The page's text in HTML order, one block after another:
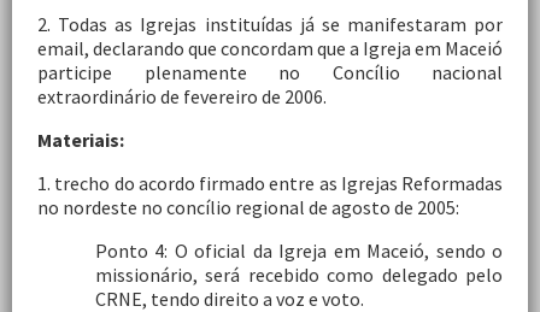
2. Todas as Igrejas instituídas já se manifestaram por
email, declarando que concordam que a Igreja em Maceió
participe plenamente no Concílio nacional
extraordinário de fevereiro de 2006.
Materiais:
1. trecho do acordo firmado entre as Igrejas Reformadas
no nordeste no concílio regional de agosto de 2005:
Ponto 4: O oficial da Igreja em Maceió, sendo o
missionário, será recebido como delegado pelo
CRNE, tendo direito a voz e voto.